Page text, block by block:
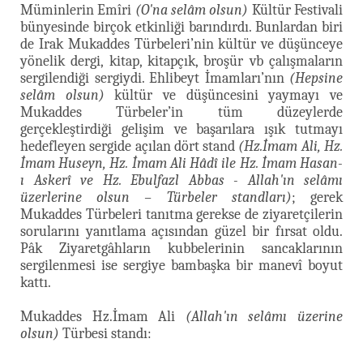
Müminlerin Emîri (O'na selâm olsun) Kültür Festivali
bünyesinde birçok etkinliği barındırdı. Bunlardan biri
de Irak Mukaddes Türbeleri’nin kültür ve düşünceye
yönelik dergi, kitap, kitapçık, broşür vb çalışmaların
sergilendiği sergiydi. Ehlibeyt İmamları’nın (Hepsine
selâm olsun) kültür ve düşüncesini yaymayı ve
Mukaddes Türbeler’in tüm düzeylerde
gerçekleştirdiği gelişim ve başarılara ışık tutmayı
hedefleyen sergide açılan dört stand (Hz.İmam Ali, Hz.
İmam Huseyn, Hz. İmam Ali Hâdî ile Hz. İmam Hasan-
ı Askerî ve Hz. Ebulfazl Abbas - Allah'ın selâmı
üzerlerine olsun – Türbeler standları); gerek
Mukaddes Türbeleri tanıtma gerekse de ziyaretçilerin
sorularını yanıtlama açısından güzel bir fırsat oldu.
Pâk Ziyaretgâhların kubbelerinin sancaklarının
sergilenmesi ise sergiye bambaşka bir manevî boyut
kattı.
Mukaddes Hz.İmam Ali (Allah'ın selâmı üzerine
olsun) Türbesi standı: